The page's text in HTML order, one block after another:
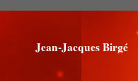
Jean-Jacques Birgé